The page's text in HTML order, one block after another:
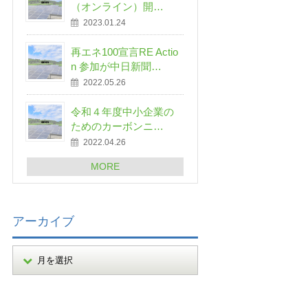
（オンライン）開…
2023.01.24
再エネ100宣言RE Actio
n 参加が中日新聞…
2022.05.26
令和４年度中小企業の
ためのカーボンニ…
2022.04.26
MORE
アーカイブ